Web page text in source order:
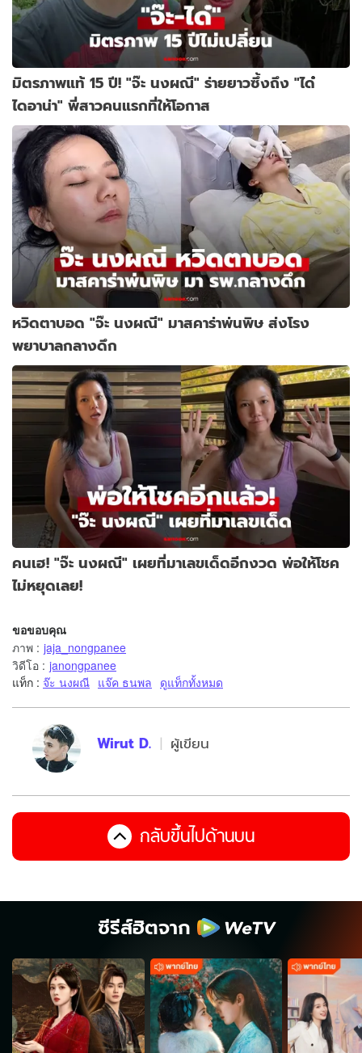
มิตรภาพแท้ 15 ปี! "จ๊ะ นงผณี" ร่ายยาวซึ้งถึง "ได๋
ไดอาน่า" พี่สาวคนแรกที่ให้โอกาส
หวิดตาบอด "จ๊ะ นงผณี" มาสคาร่าพ่นพิษ ส่งโรง
พยาบาลกลางดึก
คนเฮ! "จ๊ะ นงผณี" เผยที่มาเลขเด็ดอีกงวด พ่อให้โชค
ไม่หยุดเลย!
ขอขอบคุณ
ภาพ : jaja_nongpanee
วิดีโอ : janongpanee
แท็ก : จ๊ะ นงผณี แจ๊ค ธนพล ดูแท็กทั้งหมด
Wirut D. ผู้เขียน
กลับขึ้นไปด้านบน
ซีรีส์ฮิตจาก